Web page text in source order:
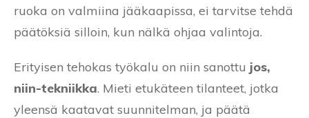
ruoka on valmiina jääkaapissa, ei tarvitse tehdä
päätöksiä silloin, kun nälkä ohjaa valintoja.
Erityisen tehokas työkalu on niin sanottu jos,
niin-tekniikka. Mieti etukäteen tilanteet, jotka
yleensä kaatavat suunnitelman, ja päätä